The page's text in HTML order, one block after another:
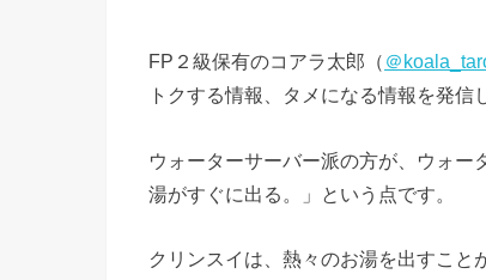
FP２級保有のコアラ太郎（ ＠
トクする情報、タメになる情報を発信
ウォーターサーバー派の方が、ウォ
湯がすぐに出る。」という点です。
クリンスイは、熱々のお湯を出すこ